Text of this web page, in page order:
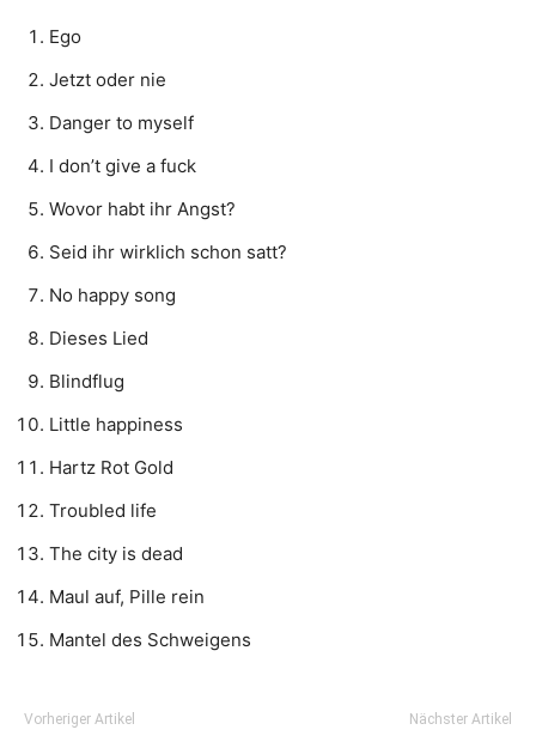
Ego
Jetzt oder nie
Danger to myself
I don’t give a fuck
Wovor habt ihr Angst?
Seid ihr wirklich schon satt?
No happy song
Dieses Lied
Blindflug
Little happiness
Hartz Rot Gold
Troubled life
The city is dead
Maul auf, Pille rein
Mantel des Schweigens
Vorheriger Artikel Nächster Artikel